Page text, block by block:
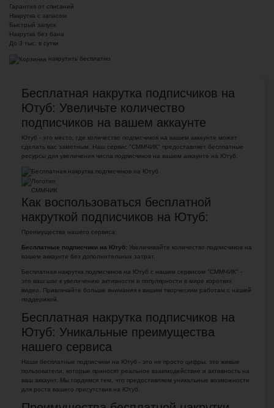
Гарантия от списаний
Накрутка с запасом
Быстрый запуск
Накрутка без бана
До 3 тыс. в сутки
накрутить бесплатно
Бесплатная накрутка подписчиков на
Ютуб: Увеличьте количество
подписчиков на вашем аккаунте
Ютуб - это место, где количество подписчиков на вашем аккаунте может
сделать вас заметным. Наш сервис "СММЧИК" предоставляет бесплатные
ресурсы для увеличения числа подписчиков на вашем аккаунте на Ютуб.
Как воспользоваться бесплатной
накруткой подписчиков на Ютуб:
Преимущества нашего сервиса:
Бесплатные подписчики на Ютуб: Увеличивайте количество подписчиков на
вашем аккаунте без дополнительных затрат.
Бесплатная накрутка подписчиков на Ютуб с нашим сервисом "СММЧИК" -
это ваш шаг к увеличению активности и популярности в мире коротких
видео. Привлекайте больше внимания к вашим творческим работам с нашей
поддержкой.
Бесплатная накрутка подписчиков на
Ютуб: Уникальные преимущества
нашего сервиса
Наши бесплатные подписчики на Ютуб - это не просто цифры, это живые
пользователи, которые приносят реальное взаимодействие и активность на
ваш аккаунт. Мы гордимся тем, что предоставляем уникальные возможности
для роста вашего присутствия на Ютуб.